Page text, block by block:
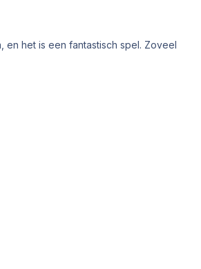
het is een fantastisch spel. Zoveel